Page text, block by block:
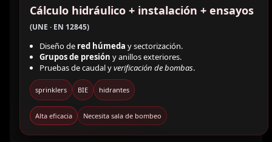
Cálculo hidráulico + instalación + ensayos
(UNE · EN 12845)
Diseño de red húmeda y sectorización.
Grupos de presión y anillos exteriores.
Pruebas de caudal yverificación de bombas.
sprinklers BIE hidrantes
Alta eficacia Necesita sala de bombeo